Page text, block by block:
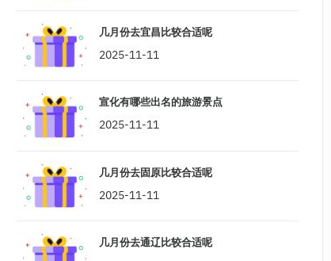
几月份去宜昌比较合适呢
2025-11-11
宣化有哪些出名的旅游景点
2025-11-11
几月份去固原比较合适呢
2025-11-11
几月份去通辽比较合适呢